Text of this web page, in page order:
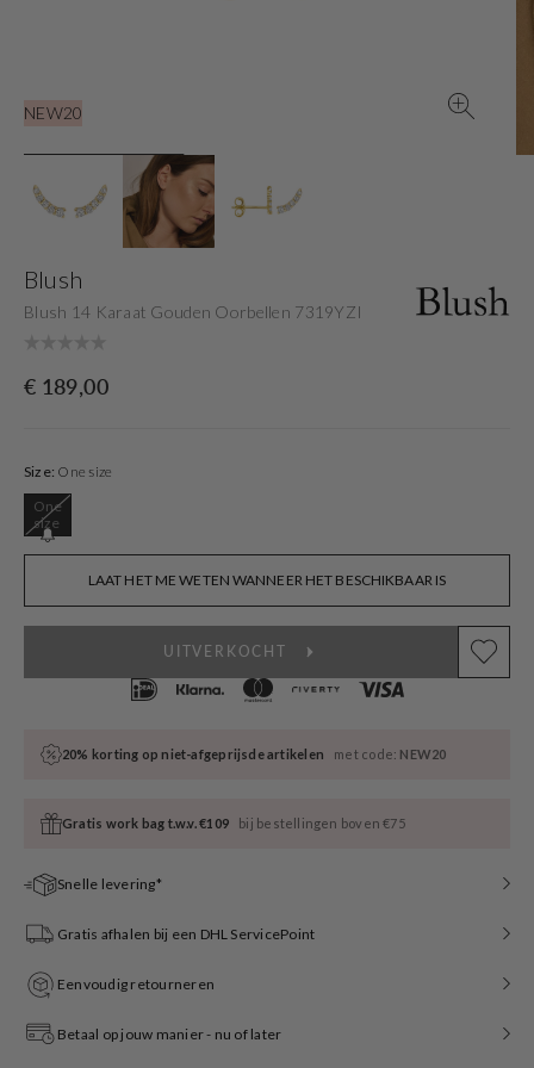
NEW20
Blush
Blush 14 Karaat Gouden Oorbellen 7319YZI
Originele
€ 189,00
Size: One size
One
sizeVariant
sold
out
unavailableLAAT HET ME WETEN WANNEER HET BESCHIKBAAR IS
UITVERKOCHT
20% korting op niet-afgeprijsde artikelen met code: NEW20
Gratis work bag t.w.v. €109 bij bestellingen boven €75
Snelle levering*
Gratis afhalen bij een DHL ServicePoint
Eenvoudig retourneren
Betaal op jouw manier - nu of later